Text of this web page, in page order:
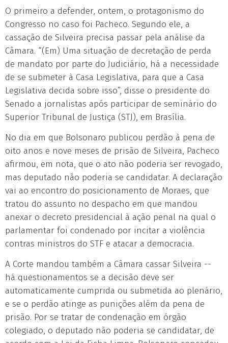
O primeiro a defender, ontem, o protagonismo do
Congresso no caso foi Pacheco. Segundo ele, a
cassação de Silveira precisa passar pela análise da
Câmara. “(Em) Uma situação de decretação de perda
de mandato por parte do Judiciário, há a necessidade
de se submeter à Casa Legislativa, para que a Casa
Legislativa decida sobre isso”, disse o presidente do
Senado a jornalistas após participar de seminário do
Superior Tribunal de Justiça (STJ), em Brasília.
No dia em que Bolsonaro publicou perdão à pena de
oito anos e nove meses de prisão de Silveira, Pacheco
afirmou, em nota, que o ato não poderia ser revogado,
mas deputado não poderia se candidatar. A declaração
vai ao encontro do posicionamento de Moraes, que
tratou do assunto no despacho em que mandou
anexar o decreto presidencial à ação penal na qual o
parlamentar foi condenado por incitar a violência
contras ministros do STF e atacar a democracia.
A Corte mandou também a Câmara cassar Silveira --
há questionamentos se a decisão deve ser
automaticamente cumprida ou submetida ao plenário,
e se o perdão atinge as punições além da pena de
prisão. Por se tratar de condenação em órgão
colegiado, o deputado não poderia se candidatar, de